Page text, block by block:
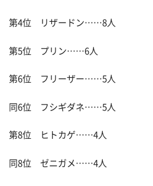
第4位 リザードン……8人
第5位 プリン……6人
第6位 フリーザー……5人
同6位 フシギダネ……5人
第8位 ヒトカゲ……4人
同8位 ゼニガメ……4人